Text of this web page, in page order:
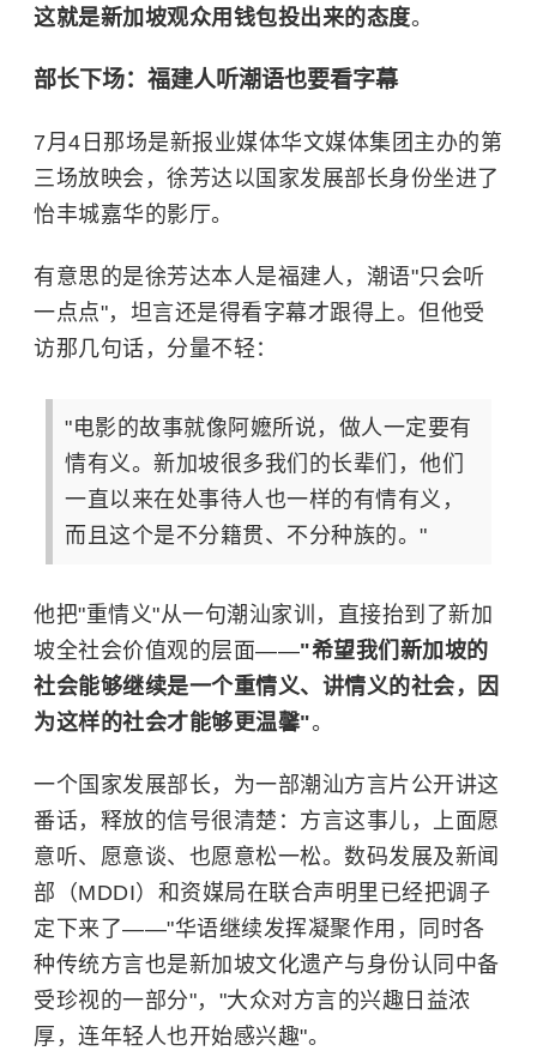
这就是新加坡观众用钱包投出来的态度。
部长下场：福建人听潮语也要看字幕
7月4日那场是新报业媒体华文媒体集团主办的第
三场放映会， 徐芳达以国家发展部长身份坐进了
怡丰城嘉华的影厅。
有意思的是徐芳达本人是福建人，潮语"只会听
一点点"，坦言还是得看字幕才跟得上。但他受
访那几句话，分量不轻：
"电影的故事就像阿嬷所说，做人一定要有
情有义。新加坡很多我们的长辈们，他们
一直以来在处事待人也一样的有情有义，
而且这个是不分籍贯、不分种族的。"
他把"重情义"从一句潮汕家训，直接抬到了新加
坡全社会价值观的层面——"希望我们新加坡的
社会能够继续是一个重情义、讲情义的社会，因
为这样的社会才能够更温馨"。
一个国家发展部长，为一部潮汕方言片公开讲这
番话，释放的信号很清楚：方言这事儿，上面愿
意听、愿意谈、也愿意松一松。数码发展及新闻
部（MDDI）和资媒局在联合声明里已经把调子
定下来了——"华语继续发挥凝聚作用，同时各
种传统方言也是新加坡文化遗产与身份认同中备
受珍视的一部分"，"大众对方言的兴趣日益浓
厚，连年轻人也开始感兴趣"。